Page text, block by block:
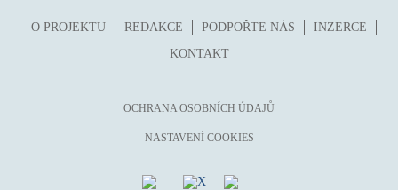
O PROJEKTU REDAKCE PODPOŘTE NÁS
INZERCE
KONTAKT
OCHRANA OSOBNÍCH ÚDAJŮ
NASTAVENÍ COOKIES